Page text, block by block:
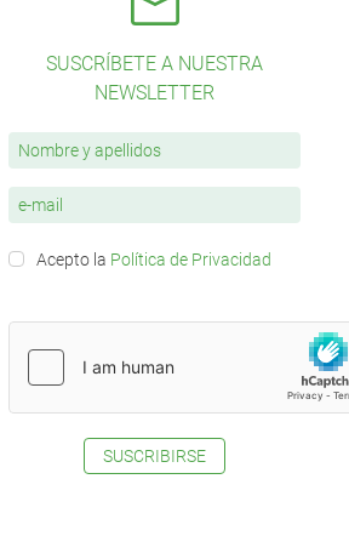
SUSCRÍBETE A NUESTRA
NEWSLETTER
Acepto la Política de Privacidad
SUSCRIBIRSE